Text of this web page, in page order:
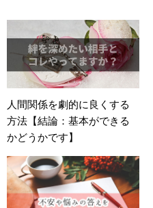
てますが、WEBデザイナーでは
人間関係を劇的に良くする
方法【結論：基本ができる
かどうかです】